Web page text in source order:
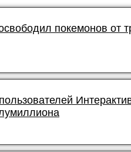
покемонов от